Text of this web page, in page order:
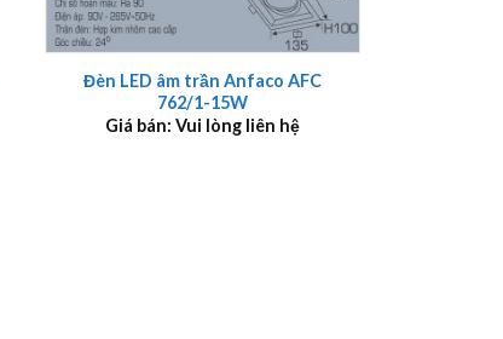
+
Đèn LED âm trần Anfaco AFC
762/1-15W
Giá bán: Vui lòng liên hệ